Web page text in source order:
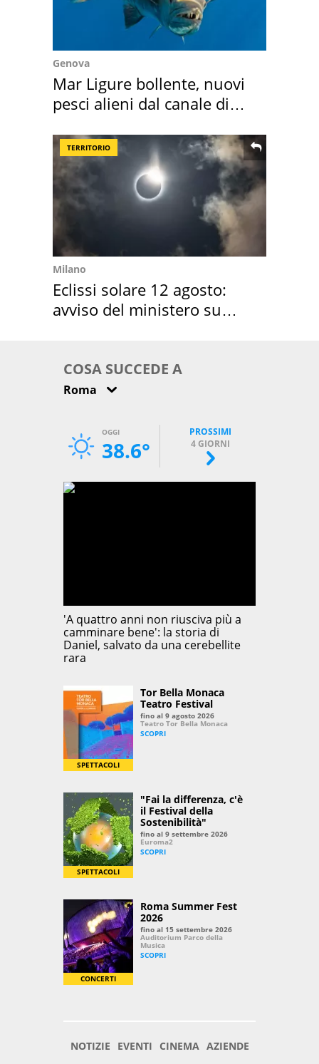
Genova
Mar Ligure bollente, nuovi
pesci alieni dal canale di
TERRITORIO
Milano
Eclissi solare 12 agosto:
avviso del ministero su